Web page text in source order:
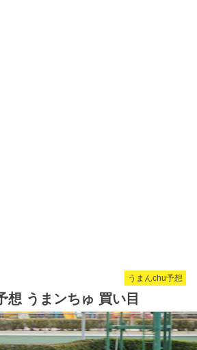
うまんchu予想
想 うまンちゅ 買い目